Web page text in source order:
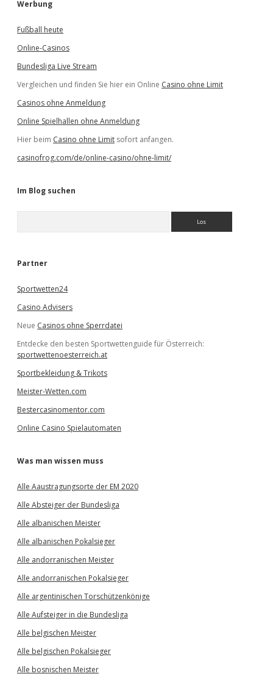
Werbung
Fußball heute
Online-Casinos
Bundesliga Live Stream
Vergleichen und finden Sie hier ein Online Casino ohne Limit
Casinos ohne Anmeldung
Online Spielhallen ohne Anmeldung
Hier beim Casino ohne Limit sofort anfangen.
casinofrog.com/de/online-casino/ohne-limit/
Im Blog suchen
e
Partner
Sportwetten24
Casino Advisers
Neue Casinos ohne Sperrdatei
Entdecke den besten Sportwettenguide für Österreich:
sportwettenoesterreich.at
Sportbekleidung & Trikots
Meister-Wetten.com
Bestercasinomentor.com
Online Casino Spielautomaten
Was man wissen muss
Alle Aaustragungsorte der EM 2020
Alle Absteiger der Bundesliga
Alle albanischen Meister
Alle albanischen Pokalsieger
Alle andorranischen Meister
Alle andorranischen Pokalsieger
Alle argentinischen Torschützenkönige
Alle Aufsteiger in die Bundesliga
Alle belgischen Meister
Alle belgischen Pokalsieger
Alle bosnischen Meister